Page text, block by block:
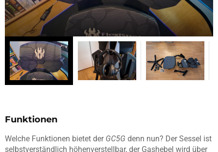
Funktionen
Welche Funktionen bietet der GC5G denn nun? Der Sessel ist
selbstverständlich höhenverstellbar, der Gashebel wird über